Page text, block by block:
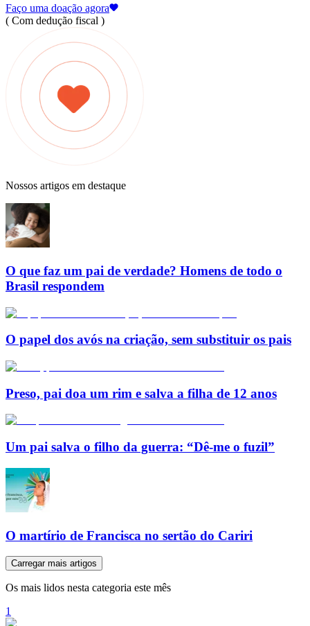
Faço uma doação agora
( Com dedução fiscal )
Nossos artigos em destaque
O que faz um pai de verdade? Homens de todo o
Brasil respondem
O papel dos avós na criação, sem substituir os pais
Preso, pai doa um rim e salva a filha de 12 anos
Um pai salva o filho da guerra: “Dê-me o fuzil”
O martírio de Francisca no sertão do Cariri
Carregar mais artigos
Os mais lidos nesta categoria este mês
1